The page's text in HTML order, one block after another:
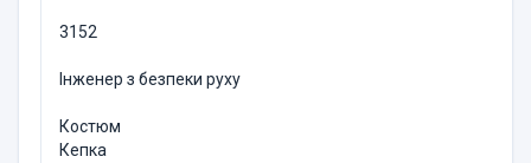
3152
Інженер з безпеки руху
Костюм
Кепка